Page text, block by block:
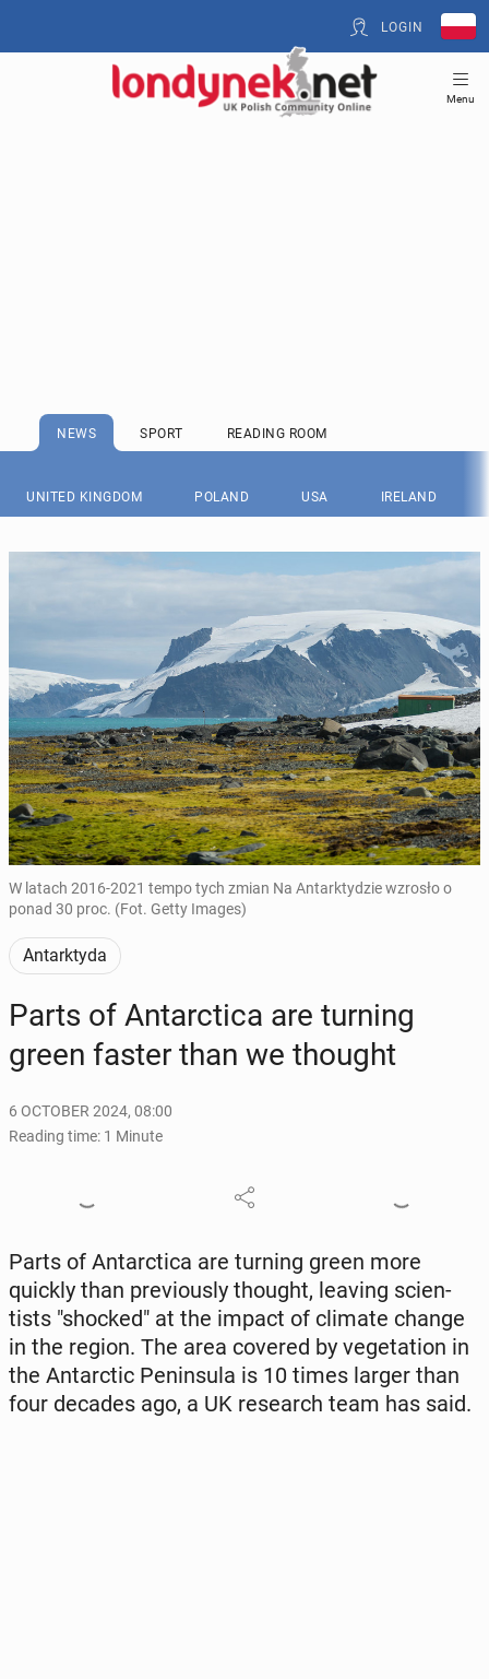
LOGIN
Menu
NEWS SPORT READING ROOM
UNITED KINGDOM POLAND USA IRELAND
W latach 2016-2021 tempo tych zmian Na Antarktydzie wzrosło o
ponad 30 proc. (Fot. Getty Images)
Antarktyda
Parts of Antarc­ti­ca are turning
green faster than we thought
6 OCTOBER 2024, 08:00
Reading time: 1 Minute
Parts of Antarc­ti­ca are turning green more
quickly than pre­vi­ous­ly thought, leaving sci­en­
tists "shocked" at the impact of climate change
in the region. The area covered by veg­e­ta­tion in
the Antarc­tic Penin­su­la is 10 times larger than
four decades ago, a UK re­search team has said.